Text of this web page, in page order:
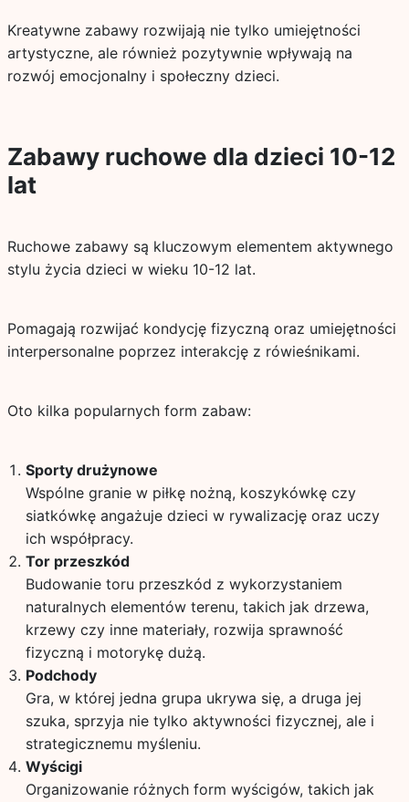
Kreatywne zabawy rozwijają nie tylko umiejętności
artystyczne, ale również pozytywnie wpływają na
rozwój emocjonalny i społeczny dzieci.
Zabawy ruchowe dla dzieci 10-12
lat
Ruchowe zabawy są kluczowym elementem aktywnego
stylu życia dzieci w wieku 10-12 lat.
Pomagają rozwijać kondycję fizyczną oraz umiejętności
interpersonalne poprzez interakcję z rówieśnikami.
Oto kilka popularnych form zabaw:
Sporty drużynowe
Wspólne granie w piłkę nożną, koszykówkę czy
siatkówkę angażuje dzieci w rywalizację oraz uczy
ich współpracy.
Tor przeszkód
Budowanie toru przeszkód z wykorzystaniem
naturalnych elementów terenu, takich jak drzewa,
krzewy czy inne materiały, rozwija sprawność
fizyczną i motorykę dużą.
Podchody
Gra, w której jedna grupa ukrywa się, a druga jej
szuka, sprzyja nie tylko aktywności fizycznej, ale i
strategicznemu myśleniu.
Wyścigi
Organizowanie różnych form wyścigów, takich jak